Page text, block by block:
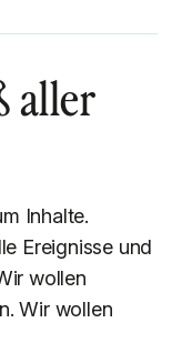
aller
Inhalte.
Ereignisse und
wollen
Wir wollen